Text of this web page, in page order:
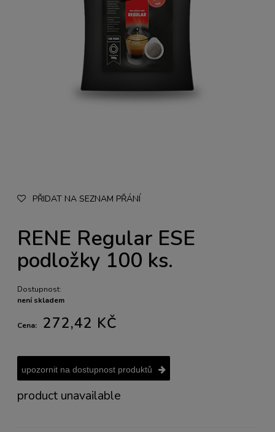
PŘIDAT NA SEZNAM PŘÁNÍ
RENE Regular ESE
podložky 100 ks.
Dostupnost:
není skladem
Cena: 272,42 KČ
upozornit na dostupnost produktů
product unavailable